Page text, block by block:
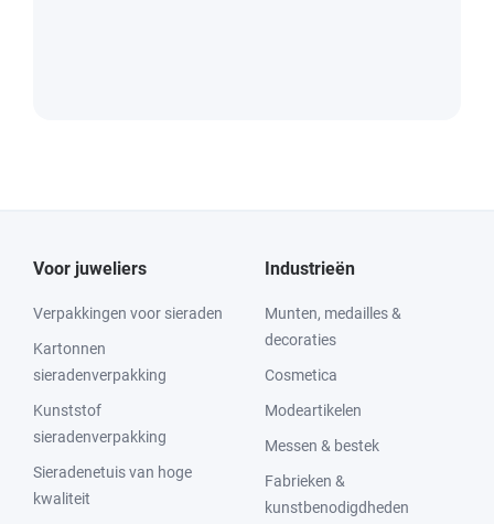
Voor juweliers
Verpakkingen voor sieraden
Kartonnen
sieradenverpakking
Kunststof
sieradenverpakking
Sieradenetuis van hoge
kwaliteit
Industrieën
Munten, medailles &
decoraties
Cosmetica
Modeartikelen
Messen & bestek
Fabrieken &
kunstbenodigdheden